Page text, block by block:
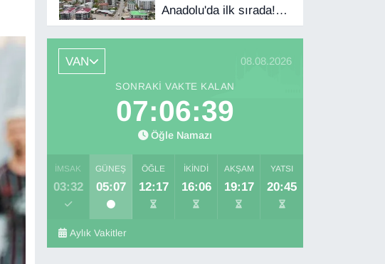
Anadolu'da ilk sırada!
Bakanlık verileri
VAN
08.08.2026
SONRAKI VAKTE KALAN
07:06:38
Öğle Namazı
İMSAK
03:32
GÜNEŞ
05:07
ÖĞLE
12:17
İKINDI
16:06
AKŞAM
19:17
YATSI
20:45
Aylık Vakitler